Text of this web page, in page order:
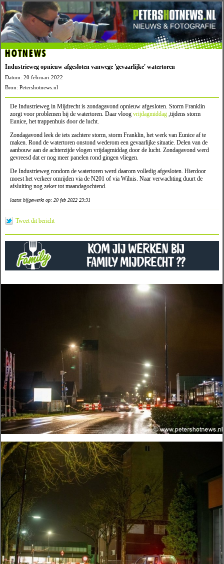
HOTNEWS
Industrieweg opnieuw afgesloten vanwege 'gevaarlijke' watertoren
Datum: 20 februari 2022
Bron: Petershotnews.nl
De Industrieweg in Mijdrecht is zondagavond opnieuw afgesloten. Storm Franklin
zorgt voor problemen bij de watertoren. Daar vloog vrijdagmiddag ,tijdens storm
Eunice, het trappenhuis door de lucht.
Zondagavond leek de iets zachtere storm, storm Franklin, het werk van Eunice af te
maken. Rond de watertoren onstond wederom een gevaarlijke situatie. Delen van de
aanbouw aan de achterzijde vlogen vrijdagmiddag door de lucht. Zondagavond werd
gevreesd dat er nog meer panelen rond gingen vliegen.
De Industrieweg rondom de watertoren werd daarom volledig afgesloten. Hierdoor
moest het verkeer omrijden via de N201 of via Wilnis. Naar verwachting duurt de
afsluiting nog zeker tot maandagochtend.
laatst bijgewerkt op: 20 feb 2022 23:31
Tweet dit bericht